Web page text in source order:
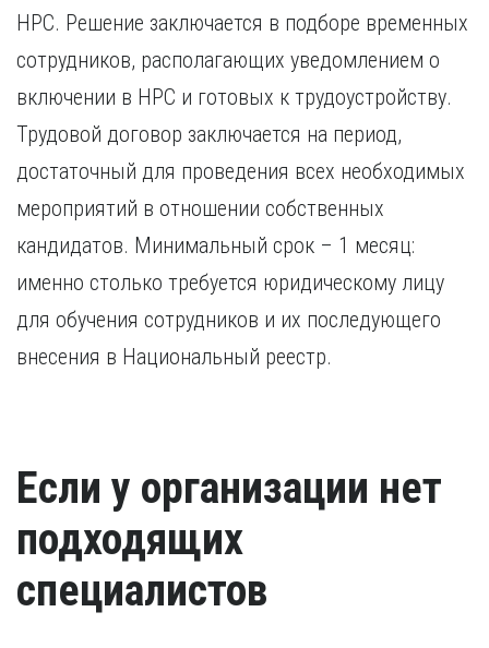
НРС. Решение заключается в подборе временных
сотрудников, располагающих уведомлением о
включении в НРС и готовых к трудоустройству.
Трудовой договор заключается на период,
достаточный для проведения всех необходимых
мероприятий в отношении собственных
кандидатов. Минимальный срок – 1 месяц:
именно столько требуется юридическому лицу
для обучения сотрудников и их последующего
внесения в Национальный реестр.
Если у организации нет
подходящих
специалистов